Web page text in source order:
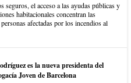
seguros, el acceso a las ayudas públicas y
habitacionales concentran las
afectadas por los incendios al
es la nueva presidenta del
Joven de Barcelona